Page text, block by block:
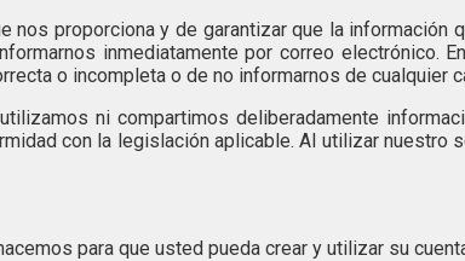
proporciona y de garantizar que la información
inmediatamente por correo electrónico.
o incompleta o de no informarnos de cualquier
ni compartimos deliberadamente
con la legislación aplicable. Al utilizar nuestro
para que usted pueda crear y utilizar su